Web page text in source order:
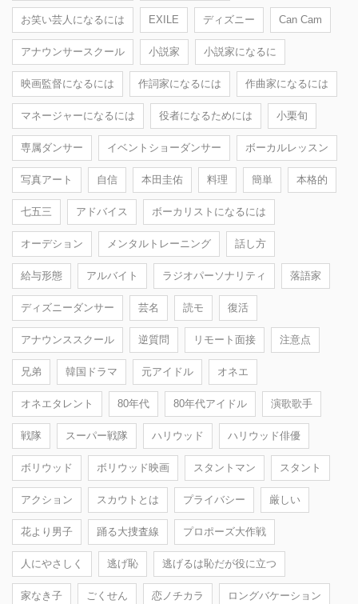
お笑い芸人になるには EXILE ディズニー Can Cam
アナウンサースクール 小説家 小説家になるに
映画監督になるには 作詞家になるには 作曲家になるには
マネージャーになるには 役者になるためには 小栗旬
専属ダンサー イベントショーダンサー ボーカルレッスン
写真アート 自信 本田圭佑 料理 簡単 本格的
七五三 アドバイス ボーカリストになるには
オーデション メンタルトレーニング 話し方
給与形態 アルバイト ラジオパーソナリティ 落語家
ディズニーダンサー 芸名 読モ 復活
アナウンススクール 逆質問 リモート面接 注意点
兄弟 韓国ドラマ 元アイドル オネエ
オネエタレント 80年代 80年代アイドル 演歌歌手
戦隊 スーパー戦隊 ハリウッド ハリウッド俳優
ボリウッド ボリウッド映画 スタントマン スタント
アクション スカウトとは プライバシー 厳しい
花より男子 踊る大捜査線 プロポーズ大作戦
人にやさしく 逃げ恥 逃げるは恥だが役に立つ
家なき子 ごくせん 恋ノチカラ ロングバケーション